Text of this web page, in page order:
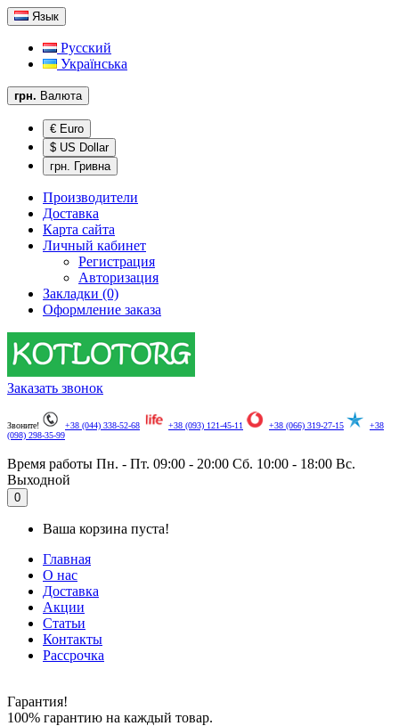
Язык
Русский
Українська
грн. Валюта
€ Euro
$ US Dollar
грн. Гривна
Производители
Доставка
Карта сайта
Личный кабинет
Регистрация
Авторизация
Закладки (0)
Оформление заказа
Заказать звонок
Звоните! +38 (044) 338-52-68 +38 (093) 121-45-11 +38 (066) 319-27-15
+38
(098) 298-35-99
Время работы Пн. - Пт. 09:00 - 20:00 Сб. 10:00 - 18:00 Вс.
Выходной
0
Ваша корзина пуста!
Главная
О нас
Доставка
Акции
Статьи
Контакты
Рассрочка
Гарантия!
100% гарантию на каждый товар.